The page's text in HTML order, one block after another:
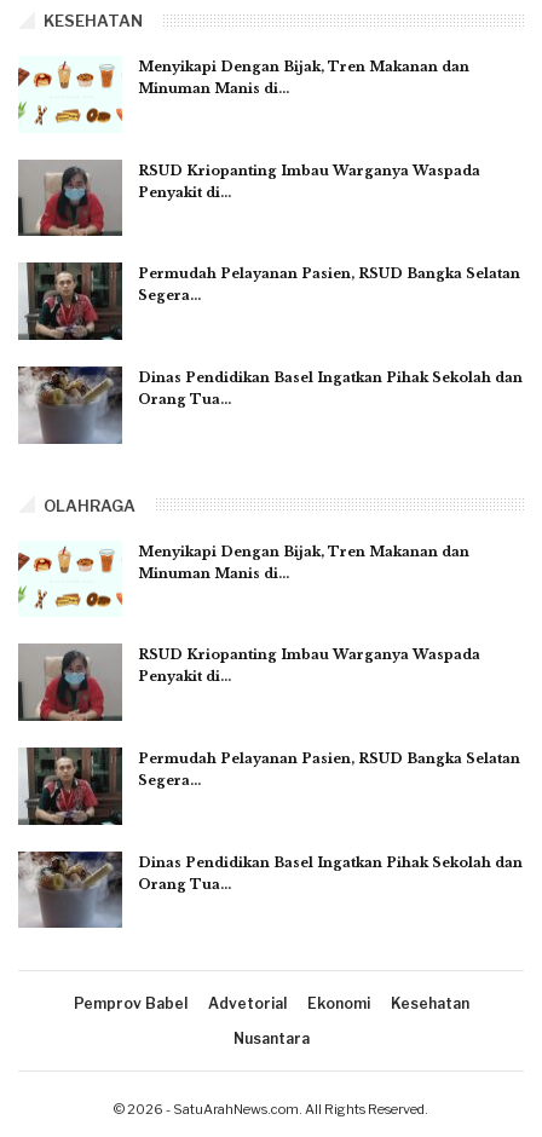
KESEHATAN
Menyikapi Dengan Bijak, Tren Makanan dan
Minuman Manis di…
RSUD Kriopanting Imbau Warganya Waspada
Penyakit di…
Permudah Pelayanan Pasien, RSUD Bangka Selatan
Segera…
Dinas Pendidikan Basel Ingatkan Pihak Sekolah dan
Orang Tua…
OLAHRAGA
Menyikapi Dengan Bijak, Tren Makanan dan
Minuman Manis di…
RSUD Kriopanting Imbau Warganya Waspada
Penyakit di…
Permudah Pelayanan Pasien, RSUD Bangka Selatan
Segera…
Dinas Pendidikan Basel Ingatkan Pihak Sekolah dan
Orang Tua…
Pemprov Babel Advetorial Ekonomi
Kesehatan
Nusantara
© 2026 - SatuArahNews.com. All Rights Reserved.